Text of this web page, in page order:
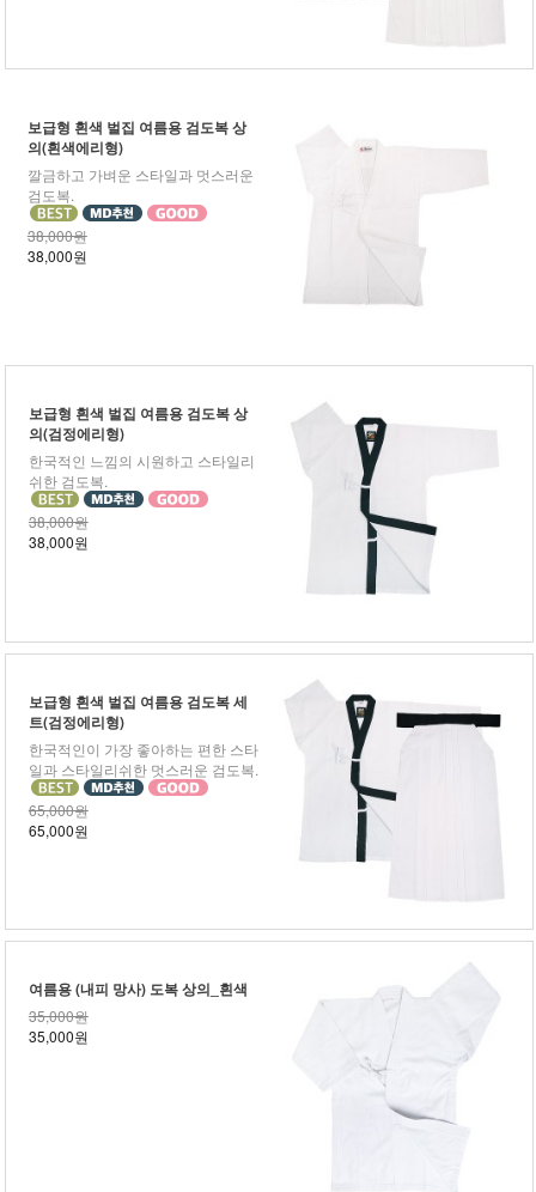
보급형 흰색 벌집 여름용 검도복 상
의(흰색에리형)
깔금하고 가벼운 스타일과 멋스러운
검도복.
38,000원
38,000원
보급형 흰색 벌집 여름용 검도복 상
의(검정에리형)
한국적인 느낌의 시원하고 스타일리
쉬한 검도복.
38,000원
38,000원
보급형 흰색 벌집 여름용 검도복 세
트(검정에리형)
한국적인이 가장 좋아하는 편한 스타
일과 스타일리쉬한 멋스러운 검도복.
65,000원
65,000원
여름용 (내피 망사) 도복 상의_흰색
35,000원
35,000원